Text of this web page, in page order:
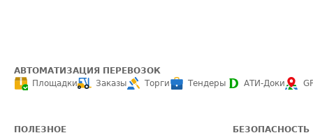
АВТОМАТИЗАЦИЯ ПЕРЕВОЗОК
Площадки
Заказы Торги Тендеры АТИ-Доки
ПОЛЕЗНОЕ БЕЗОПАСНОСТЬ